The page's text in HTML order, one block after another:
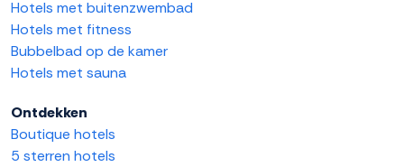
Hotels met buitenzwembad
Hotels met fitness
Bubbelbad op de kamer
Hotels met sauna
Ontdekken
Boutique hotels
5 sterren hotels